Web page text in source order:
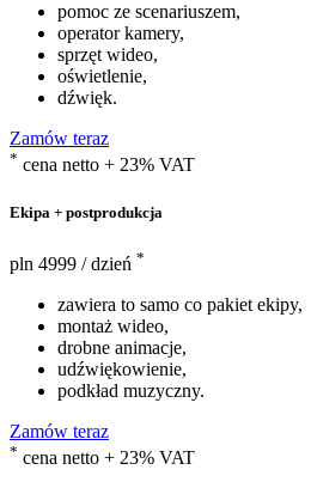
pomoc ze scenariuszem,
operator kamery,
sprzęt wideo,
oświetlenie,
dźwięk.
Zamów teraz
* cena netto + 23% VAT
Ekipa + postprodukcja
pln 4999 / dzień *
zawiera to samo co pakiet ekipy,
montaż wideo,
drobne animacje,
udźwiękowienie,
podkład muzyczny.
Zamów teraz
* cena netto + 23% VAT